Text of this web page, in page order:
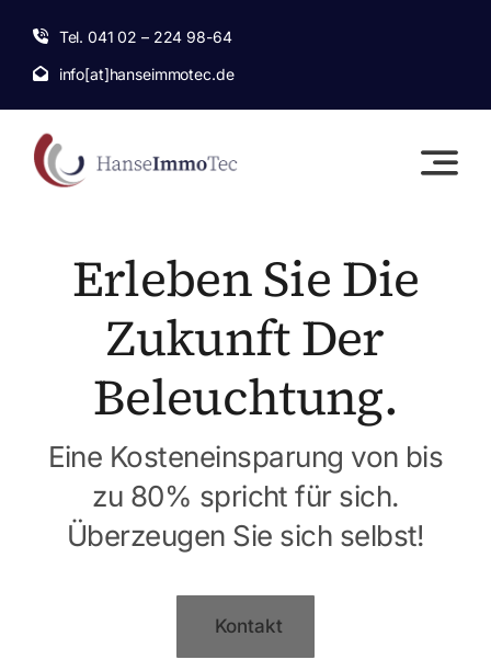
content
Tel. 041 02 – 224 98-64
info[at]hanseimmotec.de
Erleben Sie Die
Zukunft Der
Beleuchtung.
Eine Kosteneinsparung von bis
zu 80% spricht für sich.
Überzeugen Sie sich selbst!
Kontakt